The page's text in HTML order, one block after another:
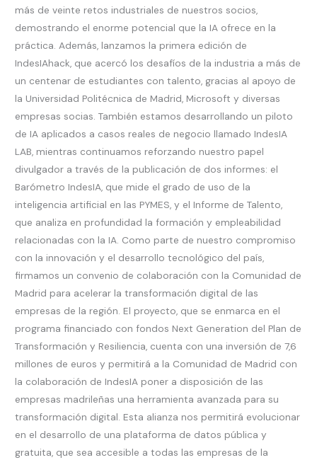
más de veinte retos industriales de nuestros socios,
demostrando el enorme potencial que la IA ofrece en la
práctica. Además, lanzamos la primera edición de
IndesIAhack, que acercó los desafíos de la industria a más de
un centenar de estudiantes con talento, gracias al apoyo de
la Universidad Politécnica de Madrid, Microsoft y diversas
empresas socias. También estamos desarrollando un piloto
de IA aplicados a casos reales de negocio llamado IndesIA
LAB, mientras continuamos reforzando nuestro papel
divulgador a través de la publicación de dos informes: el
Barómetro IndesIA, que mide el grado de uso de la
inteligencia artificial en las PYMES, y el Informe de Talento,
que analiza en profundidad la formación y empleabilidad
relacionadas con la IA. Como parte de nuestro compromiso
con la innovación y el desarrollo tecnológico del país,
firmamos un convenio de colaboración con la Comunidad de
Madrid para acelerar la transformación digital de las
empresas de la región. El proyecto, que se enmarca en el
programa financiado con fondos Next Generation del Plan de
Transformación y Resiliencia, cuenta con una inversión de 7,6
millones de euros y permitirá a la Comunidad de Madrid con
la colaboración de IndesIA poner a disposición de las
empresas madrileñas una herramienta avanzada para su
transformación digital. Esta alianza nos permitirá evolucionar
en el desarrollo de una plataforma de datos pública y
gratuita, que sea accesible a todas las empresas de la